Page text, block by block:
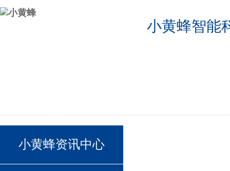
小黄蜂智能
小黄蜂资讯中心